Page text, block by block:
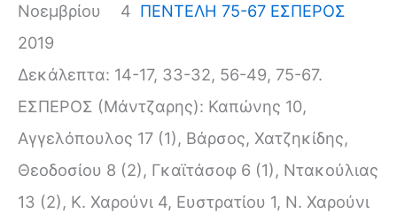
Νοεμβρίου
2019
4 ΠΕΝΤΕΛΗ 75-67 ΕΣΠΕΡΟΣ
Δεκάλεπτα: 14-17, 33-32, 56-49, 75-67.
ΕΣΠΕΡΟΣ (Μάντζαρης): Καπώνης 10,
Αγγελόπουλος 17 (1), Βάρσος, Χατζηκίδης,
Θεοδοσίου 8 (2), Γκαϊτάσοφ 6 (1), Ντακούλιας
13 (2), Κ. Χαρούνι 4, Ευστρατίου 1, Ν. Χαρούνι